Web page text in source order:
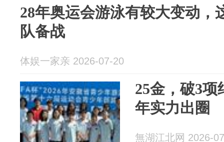
28年奥运会游泳有较大变动，
队备战
体娱一家亲 2026-07-20
25金，破3
年实力出圈
無湖江北网 2026-